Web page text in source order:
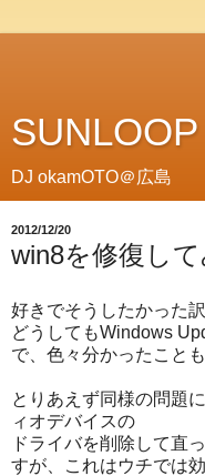
SUNLOOP
DJ okamOTO＠広島
2012/12/20
win8を修復して
好きでそうしたかった
どうしてもWindows
で、色々分かったこと
とりあえず同様の問題
ィオデバイスの
ドライバを削除して直
すが、これはウチでは効